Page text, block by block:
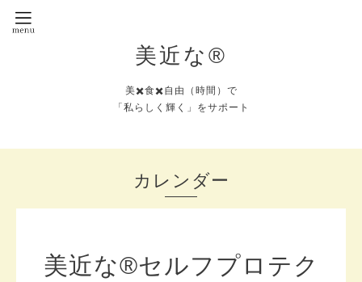
美近な®︎
美✖️食✖️自由（時間）で
「私らしく輝く」をサポート
カレンダー
美近な®︎セルフプロテク